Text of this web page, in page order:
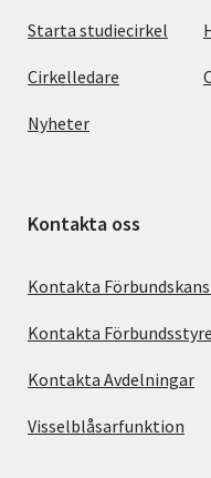
Starta studiecirkel
Cirkelledare
Nyheter
Kontakta oss
Kontakta
Kontakta
Kontakta Avdelningar
Visselblåsarfunktion